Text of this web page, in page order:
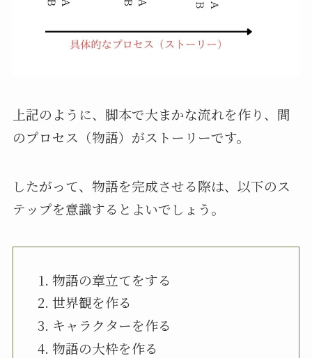
上記のように、脚本で大まかな流れを作り、間
のプロセス（物語）がストーリーです。
したがって、物語を完成させる際は、以下のス
テップを意識するとよいでしょう。
物語の章立てをする
世界観を作る
キャラクターを作る
物語の大枠を作る